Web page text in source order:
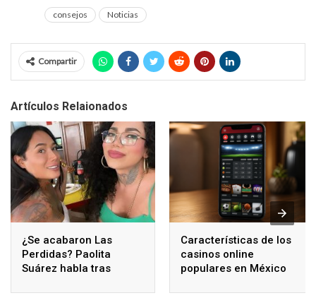
consejos Noticias
Compartir
Artículos Relaionados
¿Se acabaron Las
Perdidas? Paolita
Suárez habla tras
Características de los
casinos online
populares en México